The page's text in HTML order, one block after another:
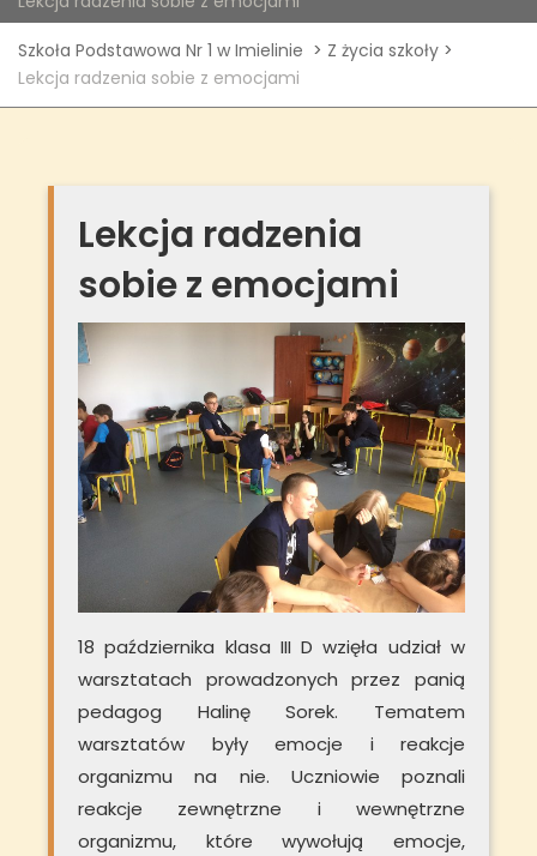
Szkoła Podstawowa Nr 1 w Imielinie > Z życia szkoły >
Lekcja radzenia sobie z emocjami
Lekcja radzenia
sobie z emocjami
18 października klasa III D wzięła udział w
warsztatach prowadzonych przez panią
pedagog Halinę Sorek. Tematem
warsztatów były emocje i reakcje
organizmu na nie. Uczniowie poznali
reakcje zewnętrzne i wewnętrzne
organizmu, które wywołują emocje,